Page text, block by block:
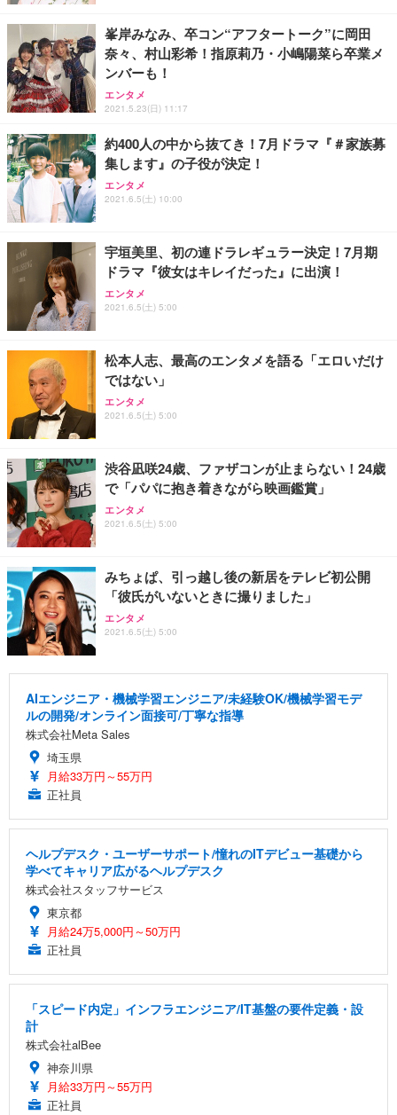
務用 おしゃれ パソコンチェア (ホワイト)
ANDWINT オフィスチェア デスクチェア 肘なし メ
ッシュ 通気性 ランバーサポート付き 腰サポート ガ
ス圧無段階昇降 360度回転 キャスター付き コンパク
ト 幅52×奥行58.5×高さ84～96cm テレワーク 在宅
￥4,139
【MiniLED/24.5inch/280Hz/FHD】GRAPHT THE S
HOOTER Gaming Monitor 24” Essential ゲーミン
グモニター QD 24.5インチ 1ms FHD 量子ドット 残
像低減 (3年保証 | 輝点保証 | 日本メーカー)
￥34,980
アイリスオーヤマ ペットシーツ 超厚型 お徳用 レギ
ュラー 200枚入【Amazon.co.jp限定】
￥3,731
峯岸みなみ、卒コン“アフタートーク”に岡田
奈々、村山彩希！指原莉乃・小嶋陽菜ら卒業メ
ンバーも！
エンタメ
2021.5.23(日) 11:17
約400人の中から抜てき！7月ドラマ『＃家族募
集します』の子役が決定！
エンタメ
2021.6.5(土) 10:00
宇垣美里、初の連ドラレギュラー決定！7月期
ドラマ『彼女はキレイだった』に出演！
エンタメ
2021.6.5(土) 5:00
松本人志、最高のエンタメを語る「エロいだけ
ではない」
エンタメ
2021.6.5(土) 5:00
渋谷凪咲24歳、ファザコンが止まらない！24歳
で「パパに抱き着きながら映画鑑賞」
エンタメ
2021.6.5(土) 5:00
みちょぱ、引っ越し後の新居をテレビ初公開
「彼氏がいないときに撮りました」
エンタメ
2021.6.5(土) 5:00
AIエンジニア・機械学習エンジニア/未経験OK/機械学習モデ
ルの開発/オンライン面接可/丁寧な指導
株式会社Meta Sales
埼玉県
月給33万円～55万円
正社員
ヘルプデスク・ユーザーサポート/憧れのITデビュー基礎から
学べてキャリア広がるヘルプデスク
株式会社スタッフサービス
東京都
月給24万5,000円～50万円
正社員
「スピード内定」インフラエンジニア/IT基盤の要件定義・設
計
株式会社alBee
神奈川県
月給33万円～55万円
正社員